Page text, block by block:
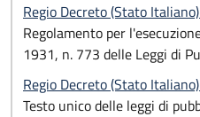
Regio Decreto (Stato
Regolamento per
1931, n. 773 delle Leggi di
Regio Decreto (Stato
Testo unico delle leggi di